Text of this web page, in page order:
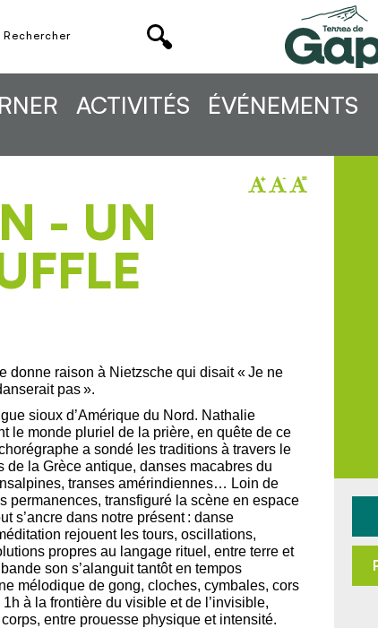
ACTIVITÉS ÉVÉNEMENTS
- UN
donne raison à Nietzsche qui disait « Je ne
pas ».
sioux d’Amérique du Nord. Nathalie
le monde pluriel de la prière, en quête de ce
a sondé les traditions à travers le
de la Grèce antique, danses macabres du
transes amérindiennes… Loin de
permanences, transfiguré la scène en espace
s’ancre dans notre présent : danse
rejouent les tours, oscillations,
propres au langage rituel, entre terre et
son s’alanguit tantôt en tempos
mélodique de gong, cloches, cymbales, cors
à la frontière du visible et de l’invisible,
entre prouesse physique et intensité.